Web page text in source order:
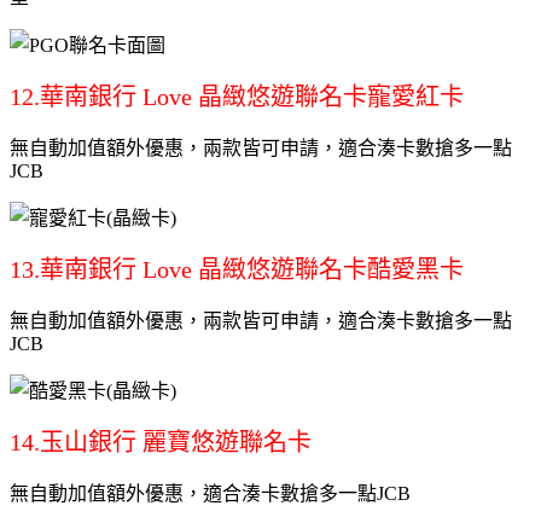
12.華南銀行 Love 晶緻悠遊聯名卡寵愛紅卡
無自動加值額外優惠，兩款皆可申請，適合湊卡數搶多一點
JCB
13.華南銀行 Love 晶緻悠遊聯名卡酷愛黑卡
無自動加值額外優惠，兩款皆可申請，適合湊卡數搶多一點
JCB
14.玉山銀行 麗寶悠遊聯名卡
無自動加值額外優惠，適合湊卡數搶多一點JCB